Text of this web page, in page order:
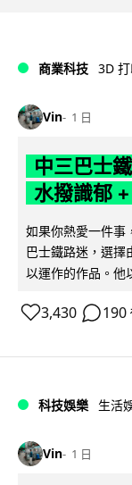
商業科技 3D
Vin 1 日
中三巴士
水撥識郁
如果你熱愛一件事
巴士鐵路迷，選擇
以運作的作品。他
3,430 190
科技娛樂 生活
Vin 1 日